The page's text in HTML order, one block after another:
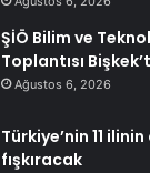
ŞİÖ Bilim ve
Toplantısı
Ağustos 6, 2026
Türkiye’nin 11
fışkıracak